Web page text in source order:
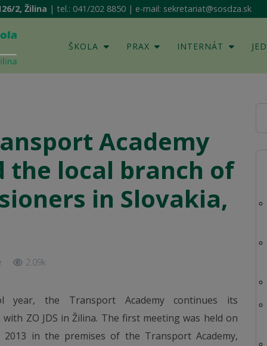
2, Žilina | tel.: 041/202 8850 | e-mail: sekretariat@sosdza.sk
ŠKOLA PRAX INTERNÁT
Academy
the local branch of
in Slovakia,
2.09k
year, the Transport Academy continues its
ZO JDS in Žilina. The first meeting was held on
2013 in the premises of the Transport Academy,